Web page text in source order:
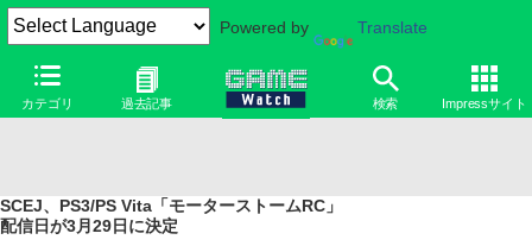
Powered by Translate
カテゴリ 過去記事 検索 Impressサイト
SCEJ、PS3/PS Vita「モーターストームRC」
配信日が3月29日に決定